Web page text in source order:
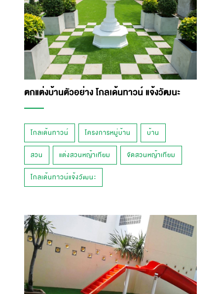
ตกแต่งบ้านตัวอย่าง โกลเด้นทาวน์ แจ้งวัฒนะ
โกลเด้นทาวน์ โครงการหมู่บ้าน บ้าน
สวน แต่งสวนหญ้าเทียม จัดสวนหญ้าเทียม
โกลเด้นทาวน์แจ้งวัฒนะ